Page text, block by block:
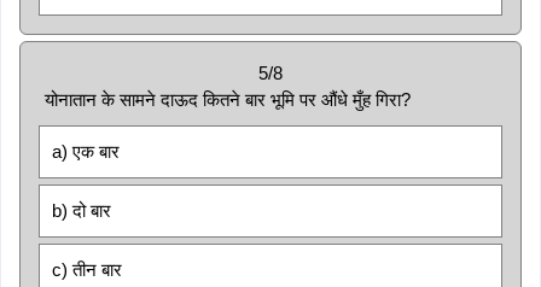
5/8
योनातान के सामने दाऊद कितने बार भूमि पर औंधे मुँह गिरा?
a) एक बार
b) दो बार
c) तीन बार